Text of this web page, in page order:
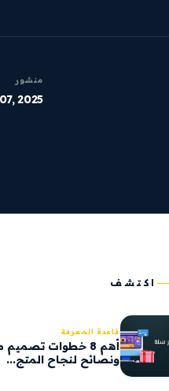
منشور
2025
اكتشف
قاعدة المعرفة
أهم 8 خطوات
ونصائح لنجاح المتج...